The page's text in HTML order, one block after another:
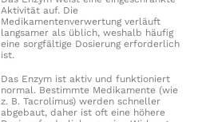
Aktivität auf. Die
Medikamentenverwertung verläuft
langsamer als üblich, weshalb häufig
eine sorgfältige Dosierung erforderlich
ist.
Das Enzym ist aktiv und funktioniert
normal. Bestimmte Medikamente (wie
z. B. Tacrolimus) werden schneller
abgebaut, daher ist oft eine höhere